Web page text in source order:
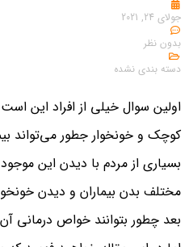
جولای 24, 2021
بدون نظر
دسته بندی نشده
اولین سوال خیلی از افراد این
کوچک و خونخوار جطور می‌تواند
بسیاری از مردم با دیدن این
مختلف بدن بیماران و دیدن
بعد چطور بتوانند خواص درمانی